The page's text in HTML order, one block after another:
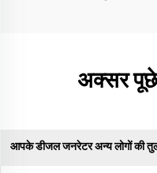
अक्सर पूछे
आपके डीजल जनरेटर अन्य लोगों की